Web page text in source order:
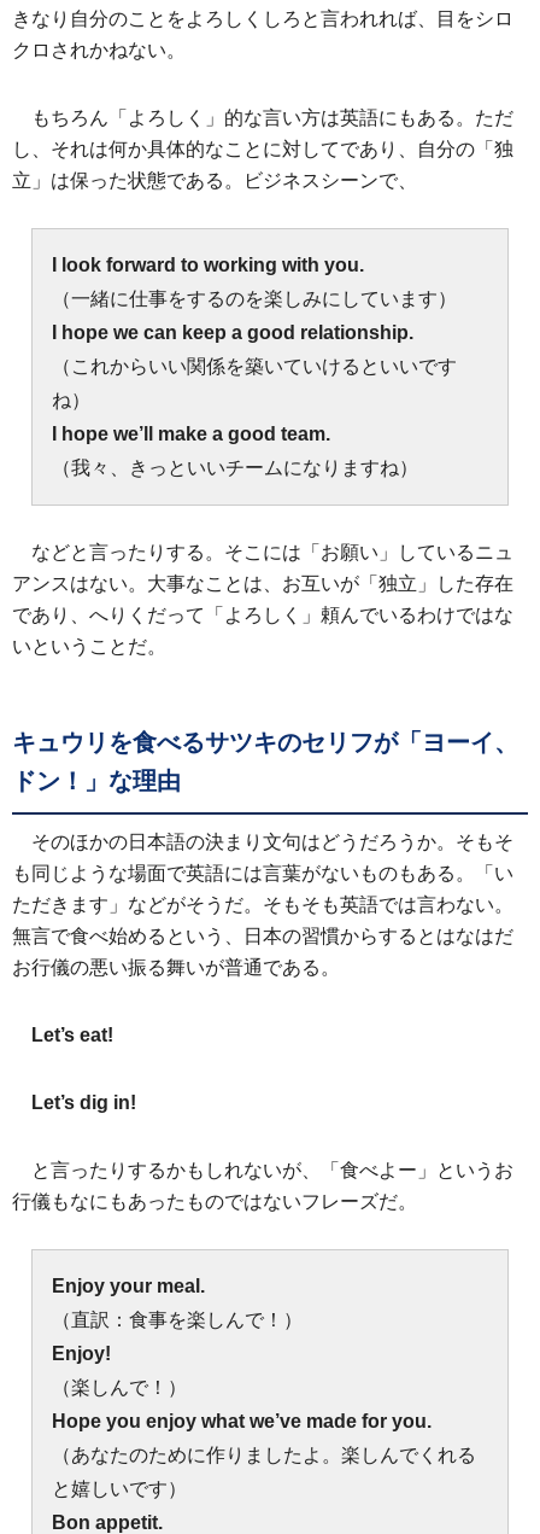
きなり自分のことをよろしくしろと言われれば、目をシロ
クロされかねない。
もちろん「よろしく」的な言い方は英語にもある。ただ
し、それは何か具体的なことに対してであり、自分の「独
立」は保った状態である。ビジネスシーンで、
I look forward to working with you.
（一緒に仕事をするのを楽しみにしています）
I hope we can keep a good relationship.
（これからいい関係を築いていけるといいです
ね）
I hope we’ll make a good team.
（我々、きっといいチームになりますね）
などと言ったりする。そこには「お願い」しているニュ
アンスはない。大事なことは、お互いが「独立」した存在
であり、へりくだって「よろしく」頼んでいるわけではな
いということだ。
キュウリを食べるサツキのセリフが「ヨーイ、
ドン！」な理由
そのほかの日本語の決まり文句はどうだろうか。そもそ
も同じような場面で英語には言葉がないものもある。「い
ただきます」などがそうだ。そもそも英語では言わない。
無言で食べ始めるという、日本の習慣からするとはなはだ
お行儀の悪い振る舞いが普通である。
Let’s eat!
Let’s dig in!
と言ったりするかもしれないが、「食べよー」というお
行儀もなにもあったものではないフレーズだ。
Enjoy your meal.
（直訳：食事を楽しんで！）
Enjoy!
（楽しんで！）
Hope you enjoy what we’ve made for you.
（あなたのために作りましたよ。楽しんでくれる
と嬉しいです）
Bon appetit.